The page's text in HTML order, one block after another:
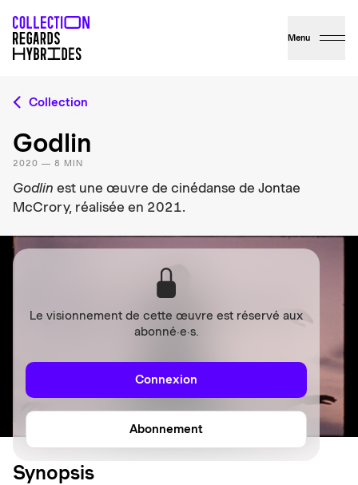
Menu
Collection
Godlin
2020 — 8 MIN
Godlin est une œuvre de cinédanse de Jontae
McCrory, réalisée en 2021.
Le visionnement de cette œuvre est réservé aux
abonné·e·s.
Connexion
Abonnement
Synopsis